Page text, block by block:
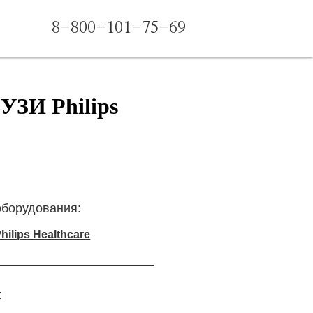
8-800-101-75-69
Philips
Healthcare